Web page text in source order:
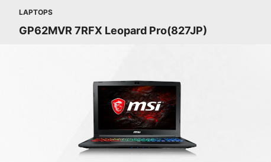
LAPTOPS
GP62MVR 7RFX Leopard Pro(827JP)